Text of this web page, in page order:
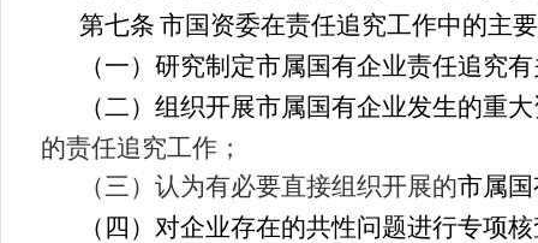
第七条 市国资委在责任追究工作中的主
（一）研究制定市属国有企业责任追究
（二）组织开展市属国有企业发生的重
的责任追究工作；
（三）认为有必要直接组织开展的市属
（四）对企业存在的共性问题进行专项